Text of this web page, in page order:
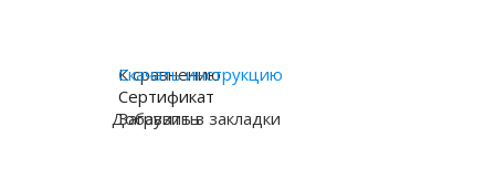
К сравнению
Добавить в закладки
Скачать инструкцию
Сертификат
Загрузить